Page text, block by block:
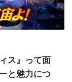
ス』って面
と魅力につ